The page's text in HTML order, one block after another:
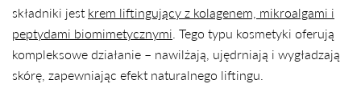
składniki jest krem liftingujący z kolagenem, mikroalgami i
peptydami biomimetycznymi . Tego typu kosmetyki oferują
kompleksowe działanie – nawilżają, ujędrniają i wygładzają
skórę, zapewniając efekt naturalnego liftingu.